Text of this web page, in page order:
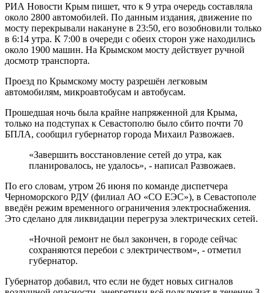
РИА Новости Крым пишет, что к 9 утра очередь составляла
около 2800 автомобилей. По данным издания, движение по
мосту перекрывали накануне в 23:50, его возобновили только
в 6:14 утра. К 7:00 в очереди с обеих сторон уже находились
около 1900 машин. На Крымском мосту действует ручной
досмотр транспорта.
Проезд по Крымскому мосту разрешён легковым
автомобилям, микроавтобусам и автобусам.
Прошедшая ночь была крайне напряженной для Крыма,
только на подступах к Севастополю было сбито почти 70
БПЛА, сообщил губернатор города Михаил Развожаев.
«Завершить восстановление сетей до утра, как
планировалось, не удалось», - написал Развожаев.
По его словам, утром 26 июня по команде диспетчера
Черноморского РДУ (филиал АО «СО ЕЭС»), в Севастополе
введён режим временного ограничения электроснабжения.
Это сделано для ликвидации перегруза электрических сетей.
«Ночной ремонт не был закончен, в городе сейчас
сохраняются перебои с электричеством», - отметил
губернатор.
Губернатор добавил, что если не будет новых сигналов